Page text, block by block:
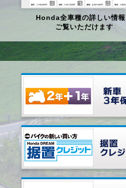
Honda全車種の詳しい情
ご覧いただけます